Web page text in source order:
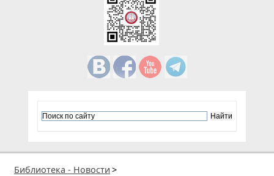
Библиотека - Новости >